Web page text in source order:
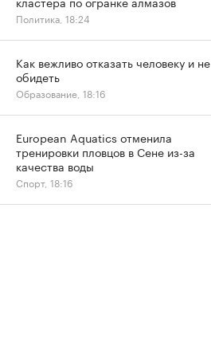
Политика, 18:24
Как вежливо отказать человеку и не
обидеть
Образование, 18:16
European Aquatics отменила
тренировки пловцов в Сене из-за
качества воды
Спорт, 18:16